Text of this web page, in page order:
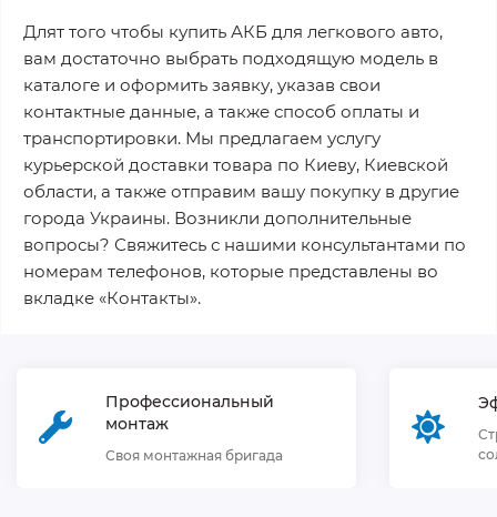
Длят того чтобы купить АКБ для легкового авто,
вам достаточно выбрать подходящую модель в
каталоге и оформить заявку, указав свои
контактные данные, а также способ оплаты и
транспортировки. Мы предлагаем услугу
курьерской доставки товара по Киеву, Киевской
области, а также отправим вашу покупку в другие
города Украины. Возникли дополнительные
вопросы? Свяжитесь с нашими консультантами по
номерам телефонов, которые представлены во
вкладке «Контакты».
Профессиональный
монтаж
Своя монтажная бригада